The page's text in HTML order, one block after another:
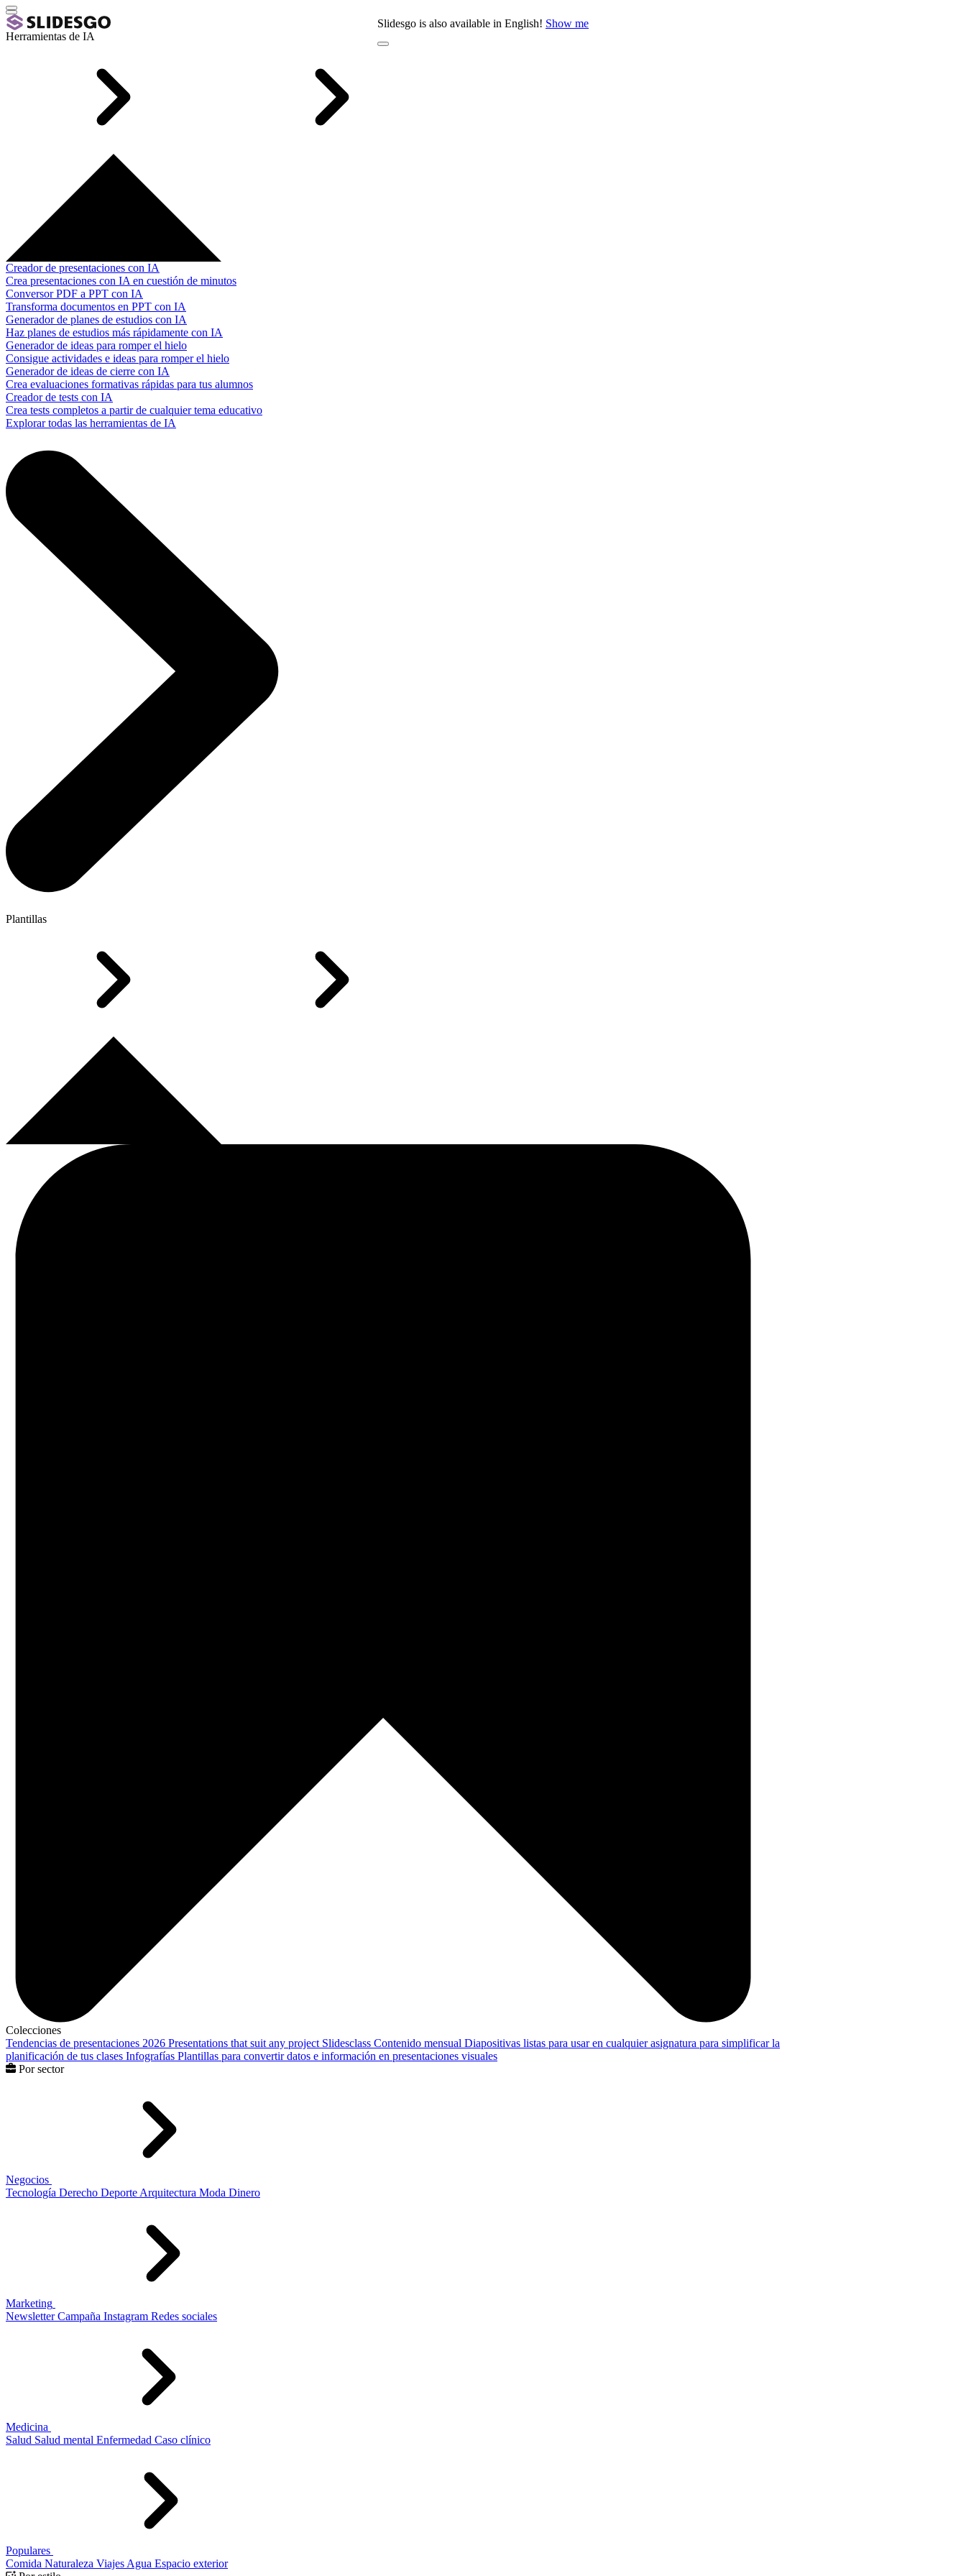
Slidesgo is also available in English! Show me
Herramientas de IA
Creador de presentaciones con IA
Crea presentaciones con IA en cuestión de minutos
Conversor PDF a PPT con IA
Transforma documentos en PPT con IA
Generador de planes de estudios con IA
Haz planes de estudios más rápidamente con IA
Generador de ideas para romper el hielo
Consigue actividades e ideas para romper el hielo
Generador de ideas de cierre con IA
Crea evaluaciones formativas rápidas para tus alumnos
Creador de tests con IA
Crea tests completos a partir de cualquier tema educativo
Explorar todas las herramientas de IA
Plantillas
Colecciones
Tendencias de presentaciones 2026 Presentations that suit any project Slidesclass Contenido mensual Diapositivas listas para usar en cualquier asignatura para simplificar la
planificación de tus clases Infografías Plantillas para convertir datos e información en presentaciones visuales
Por sector
Negocios
Tecnología Derecho Deporte Arquitectura Moda Dinero
Marketing
Newsletter Campaña Instagram Redes sociales
Medicina
Salud Salud mental Enfermedad Caso clínico
Populares
Comida Naturaleza Viajes Agua Espacio exterior